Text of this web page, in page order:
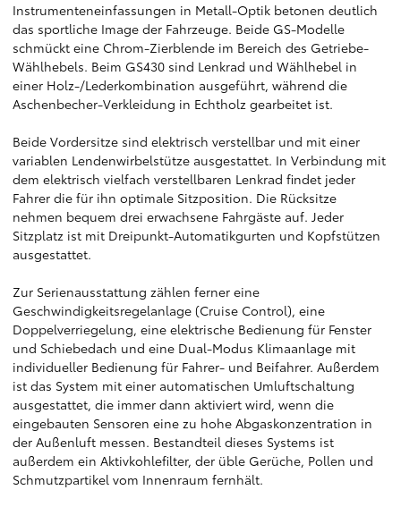
Instrumenteneinfassungen in Metall-Optik betonen deutlich
das sportliche Image der Fahrzeuge. Beide GS-Modelle
schmückt eine Chrom-Zierblende im Bereich des Getriebe-
Wählhebels. Beim GS430 sind Lenkrad und Wählhebel in
einer Holz-/Lederkombination ausgeführt, während die
Aschenbecher-Verkleidung in Echtholz gearbeitet ist.
Beide Vordersitze sind elektrisch verstellbar und mit einer
variablen Lendenwirbelstütze ausgestattet. In Verbindung mit
dem elektrisch vielfach verstellbaren Lenkrad findet jeder
Fahrer die für ihn optimale Sitzposition. Die Rücksitze
nehmen bequem drei erwachsene Fahrgäste auf. Jeder
Sitzplatz ist mit Dreipunkt-Automatikgurten und Kopfstützen
ausgestattet.
Zur Serienausstattung zählen ferner eine
Geschwindigkeitsregelanlage (Cruise Control), eine
Doppelverriegelung, eine elektrische Bedienung für Fenster
und Schiebedach und eine Dual-Modus Klimaanlage mit
individueller Bedienung für Fahrer- und Beifahrer. Außerdem
ist das System mit einer automatischen Umluftschaltung
ausgestattet, die immer dann aktiviert wird, wenn die
eingebauten Sensoren eine zu hohe Abgaskonzentration in
der Außenluft messen. Bestandteil dieses Systems ist
außerdem ein Aktivkohlefilter, der üble Gerüche, Pollen und
Schmutzpartikel vom Innenraum fernhält.